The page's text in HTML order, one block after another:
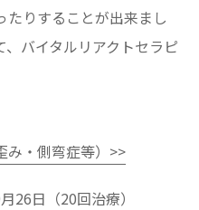
たりすることが出来まし
バイタルリアクトセラピ
み・側弯症等）>>
26日（20回治療）